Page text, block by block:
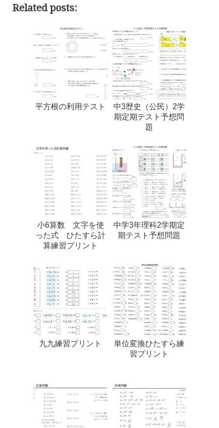
Related posts:
平方根の利用テスト
中3歴史（公民）2学
期定期テスト予想問
題
小6算数 文字を使
った式 ひたすら計
算練習プリント
中学3年理科2学期定
期テスト予想問題
九九練習プリント
単位変換ひたすら練
習プリント